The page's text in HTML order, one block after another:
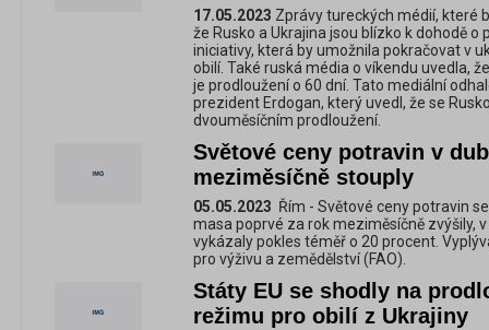
17.05.2023 Zprávy tureckých médií, které
že Rusko a Ukrajina jsou blízko k dohodě
iniciativy, která by umožnila pokračovat v
obilí. Také ruská média o víkendu uvedla,
je prodloužení o 60 dní. Tato mediální
prezident Erdogan, který uvedl, že se
dvouměsíčním prodloužení.
Světové ceny potravin v
meziměsíčně stouply
05.05.2023 Řím - Světové ceny potravin
masa poprvé za rok meziměsíčně zvýšily,
vykázaly pokles téměř o 20 procent.
pro výživu a zemědělství (FAO).
Státy EU se shodly na
režimu pro obilí z Ukrajiny